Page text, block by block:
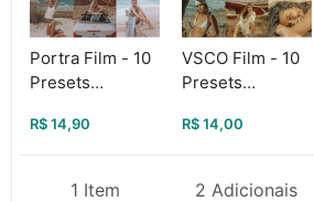
Portra Film - 10
Presets
Celular e PC
R$14,90
VSCO Film - 10
Presets
Celular e PC
R$14,00
1 Item
2 Adicionais